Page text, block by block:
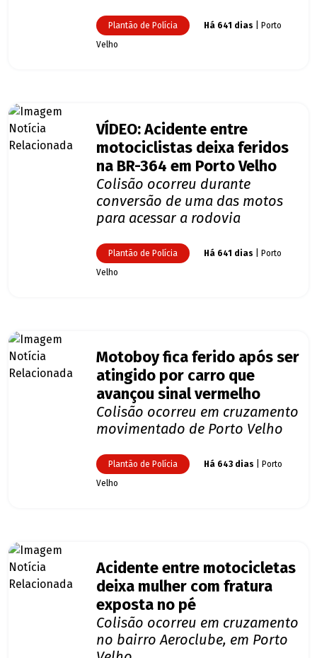
Plantão de Polícia Há 641 dias | Porto
Velho
VÍDEO: Acidente entre
motociclistas deixa feridos
na BR-364 em Porto Velho
Colisão ocorreu durante
conversão de uma das motos
para acessar a rodovia
Plantão de Polícia Há 641 dias | Porto
Velho
Motoboy fica ferido após ser
atingido por carro que
avançou sinal vermelho
Colisão ocorreu em cruzamento
movimentado de Porto Velho
Plantão de Polícia Há 643 dias | Porto
Velho
Acidente entre motocicletas
deixa mulher com fratura
exposta no pé
Colisão ocorreu em cruzamento
no bairro Aeroclube, em Porto